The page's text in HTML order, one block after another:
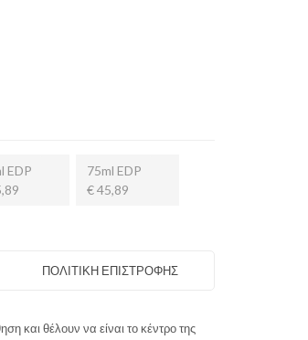
EDP
75ml EDP
€ 45,89
ΠΟΛΙΤΙΚΗ ΕΠΙΣΤΡΟΦΗΣ
και θέλουν να είναι το κέντρο της